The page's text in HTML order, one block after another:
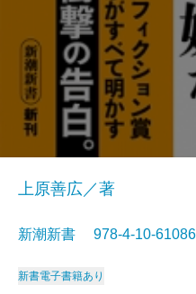
上原善広／著
新潮新書 978-4-10-
新書電子書籍あり